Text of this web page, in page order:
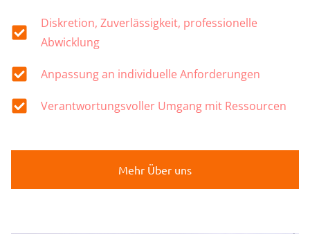
Diskretion, Zuverlässigkeit, professionelle
Abwicklung
Anpassung an individuelle Anforderungen
Verantwortungsvoller Umgang mit Ressourcen
Mehr Über uns